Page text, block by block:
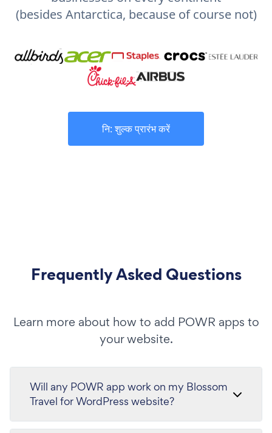
(besides Antarctica, because of course not)
नि: शुल्क प्रारंभ करें
Frequently Asked Questions
Learn more about how to add POWR apps to
your website.
Will any POWR app work on my Blossom
Travel for WordPress website?